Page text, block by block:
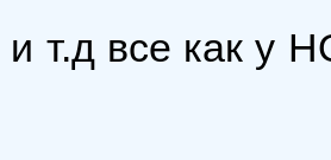
т.д все как у